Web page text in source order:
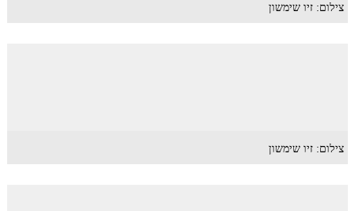
צילום: זיו שימשון
צילום: זיו שימשון